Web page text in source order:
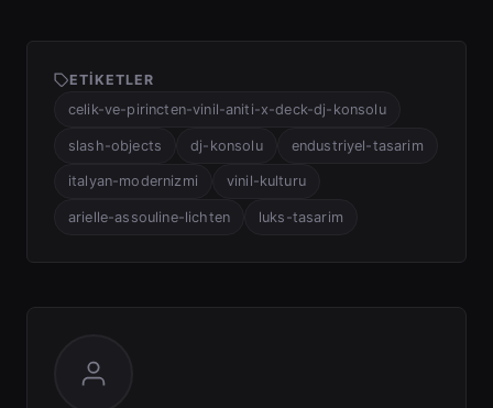
ETIKETLER
celik-ve-pirincten-vinil-aniti-x-deck-dj-konsolu
slash-objects dj-konsolu endustriyel-tasarim
italyan-modernizmi vinil-kulturu
arielle-assouline-lichten luks-tasarim